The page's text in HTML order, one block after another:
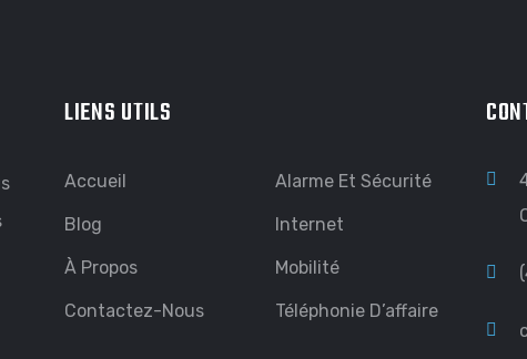
LIENS UTILS
Accueil
Blog
À Propos
Contactez-Nous
Alarme Et Sécurité
Internet
Mobilité
Téléphonie D’affaire